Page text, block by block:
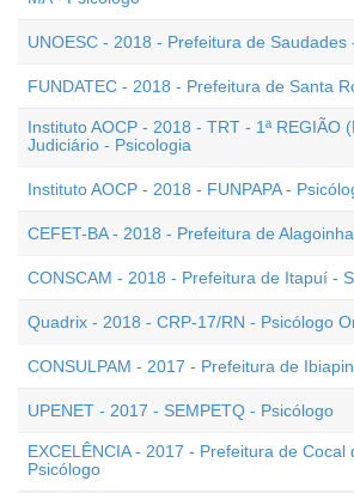
UNOESC - 2018 - Prefeitura de Saudades
FUNDATEC - 2018 - Prefeitura de Santa
Instituto AOCP - 2018 - TRT - 1ª REGIÃO
Judiciário - Psicologia
Instituto AOCP - 2018 - FUNPAPA -
CEFET-BA - 2018 - Prefeitura de
CONSCAM - 2018 - Prefeitura de Itapuí -
Quadrix - 2018 - CRP-17/RN - Psicólogo
CONSULPAM - 2017 - Prefeitura de
UPENET - 2017 - SEMPETQ - Psicólogo
EXCELÊNCIA - 2017 - Prefeitura de Cocal
Psicólogo